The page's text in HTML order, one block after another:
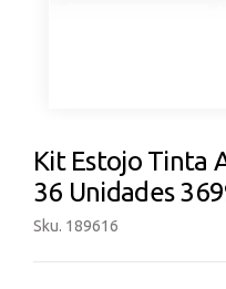
Kit Estojo Tinta
36 Unidades
Sku. 189616